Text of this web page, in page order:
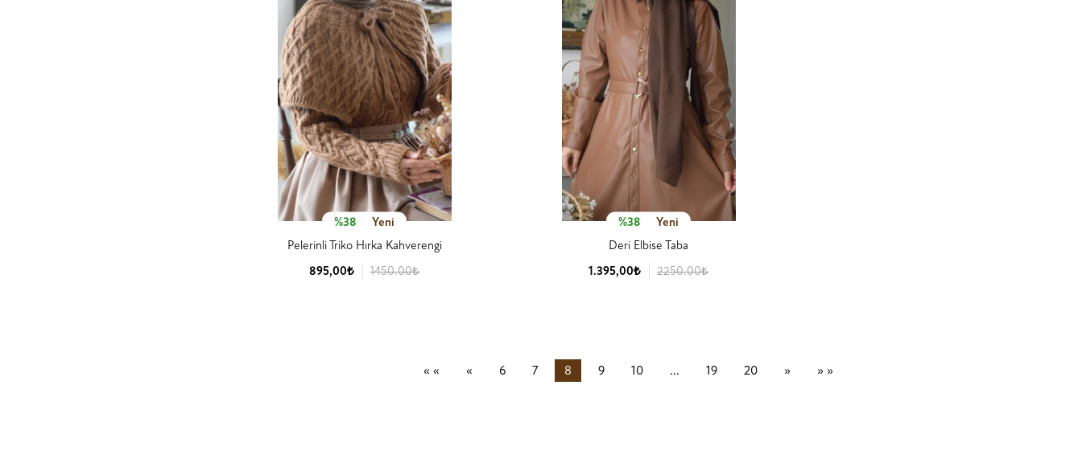
%38
Yeni
Pelerinli Triko Hırka Kahverengi
895,00₺
1450.00₺
%38
Yeni
Deri Elbise Taba
1.395,00₺
2250.00₺
« «İlk Sayfa
«Önceki
6 7 8(current)
9 10 ... 19 20 »Sonraki
» »Son Sayfa